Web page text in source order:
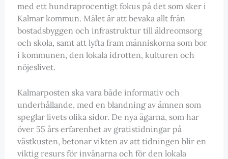
med ett hundraprocentigt fokus på det som sker i
Kalmar kommun. Målet är att bevaka allt från
bostadsbyggen och infrastruktur till äldreomsorg
och skola, samt att lyfta fram människorna som bor
i kommunen, den lokala idrotten, kulturen och
nöjeslivet.
Kalmarposten ska vara både informativ och
underhållande, med en blandning av ämnen som
speglar livets olika sidor. De nya ägarna, som har
över 55 års erfarenhet av gratistidningar på
västkusten, betonar vikten av att tidningen blir en
viktig resurs för invånarna och för den lokala